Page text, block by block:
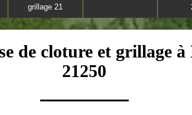
grillage 21
de cloture et grillage à
21250